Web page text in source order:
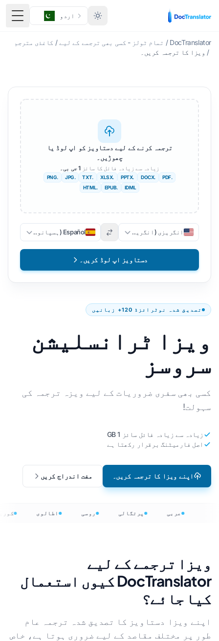
اردو
DocTranslator
/ تمام ٹولز - کسی بھی ترجمے کے لیے / کاغذی مترجم
/ ویزا کا ترجمہ کریں۔
تصدیق شدہ نوٹرائزڈ 120+ زبانیں
ویزا ٹرانسلیشن
سروسز
کسی بھی سفری ضروریات کے لیے ویزہ ترجمہ کی
سہولت!
زیادہ سے زیادہ فائل سائز 1 GB
اصل فارمیٹنگ برقرار رکھتا ہے
اپنے ویزا کا ترجمہ کریں۔ مفت اندراج کریں
ترجمہ کرنے کے لیے دستاویز کو اپ لوڈ یا
چھوڑیں۔
زیادہ سے زیادہ فائل کا سائز 1 جی بی۔
.PDF
.DOCX
.PPTX
.XLSX
.TXT
.JPG
.PNG
IDML
.EPUB
.HTML
انگریزی (انگریزی) Español (ہسپانوی)
دستاویز اپ لوڈ کریں۔
عربی پرتگالی روسی اطالوی
ویزا ترجمے کے لیے
DocTranslator کیوں استعمال
کیا جائے؟
اپنے ویزا دستاویز کا تصدیق شدہ ترجمہ عام
طور پر مختلف مقاصد کے لیے ضروری ہوتا ہے، خاص